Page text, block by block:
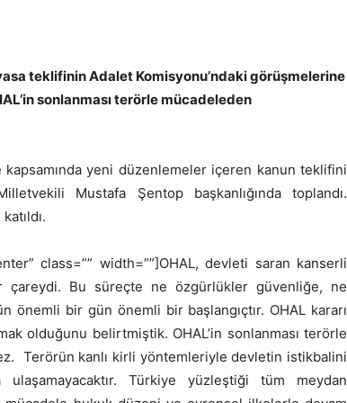
teklifinin Adalet Komisyonu’ndaki görüşmelerine
sonlanması terörle mücadeleden
yeni düzenlemeler içeren kanun teklifini
Mustafa Şentop başkanlığında toplandı.
class=”” width=””]OHAL, devleti saran kanserli
Bu süreçte ne özgürlükler güvenliğe, ne
bir gün önemli bir başlangıçtır. OHAL kararı
olduğunu belirtmiştik. OHAL’in sonlanması terörle
Terörün kanlı kirli yöntemleriyle devletin istikbalini
ulaşamayacaktır. Türkiye yüzleştiği tüm meydan